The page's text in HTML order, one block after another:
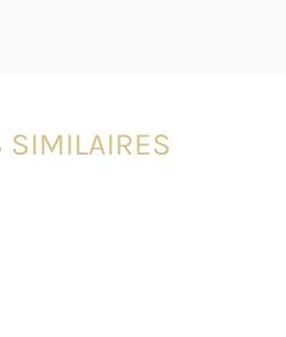
SIMILAIRES